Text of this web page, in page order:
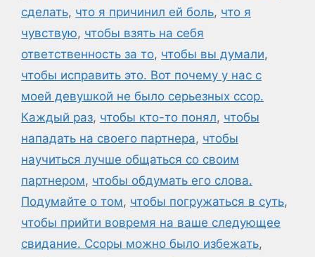
сделать, что я причинил ей боль, что я
чувствую, чтобы взять на себя
ответственность за то, чтобы вы думали,
чтобы исправить это. Вот почему у нас с
моей девушкой не было серьезных ссор.
Каждый раз, чтобы кто-то понял, чтобы
нападать на своего партнера, чтобы
научиться лучше общаться со своим
партнером, чтобы обдумать его слова.
Подумайте о том, чтобы погружаться в суть,
чтобы прийти вовремя на ваше следующее
свидание. Ссоры можно было избежать,